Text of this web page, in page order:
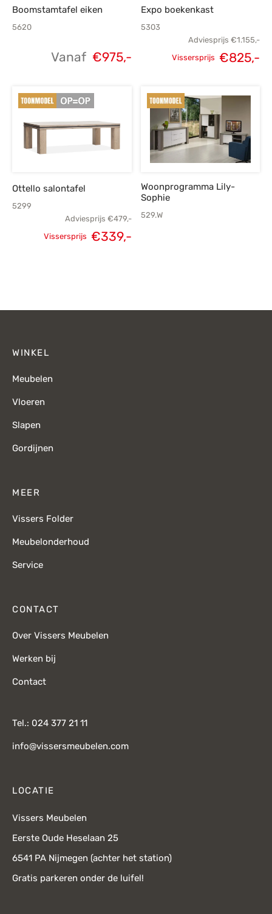
Boomstamtafel eiken
5620
Vanaf €975,-
Expo boekenkast
5303
Adviesprijs €1.155,-
€1.155,-.
Vissersprijs €825,-
Ottello salontafel
5299
Adviesprijs €479,-
Vissersprijs €339,-
Woonprogramma Lily-
Sophie
529.W
WINKEL
Meubelen
Vloeren
Slapen
Gordijnen
MEER
Vissers Folder
Meubelonderhoud
Service
CONTACT
Over Vissers Meubelen
Werken bij
Contact
Tel.: 024 377 21 11
info@vissersmeubelen.com
LOCATIE
Vissers Meubelen
Eerste Oude Heselaan 25
6541 PA Nijmegen (achter het station)
Gratis parkeren onder de luifel!